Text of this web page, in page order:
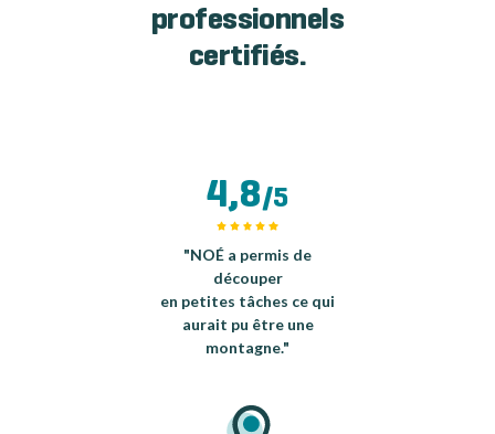
professionnels
certifiés.
4,8/5
"NOÉ a permis de
découper
en petites tâches ce qui
aurait pu être une
montagne."